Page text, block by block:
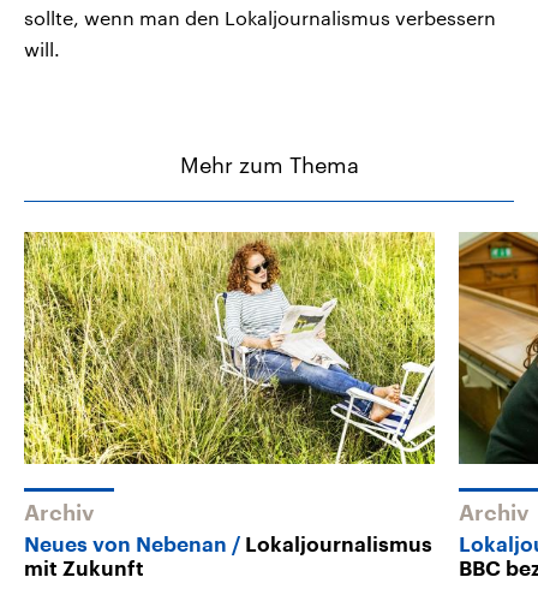
sollte, wenn man den Lokaljournalismus verbessern
will.
Mehr zum Thema
Archiv
Neues von Nebenan
Lokaljournalismus
mit Zukunft
Archiv
BBC